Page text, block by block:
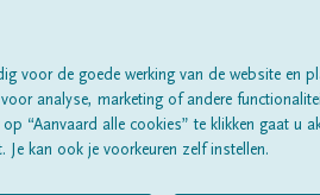
Alle rouwberichten
voor de goede werking van de website en
analyse, marketing of andere
“Aanvaard alle cookies” te klikken gaat u
kan ook je voorkeuren zelf instellen.